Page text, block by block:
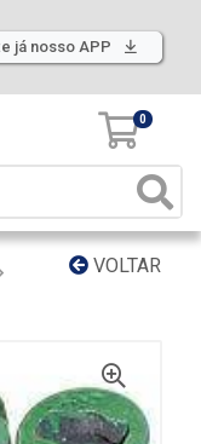
já nosso APP
0
VOLTAR